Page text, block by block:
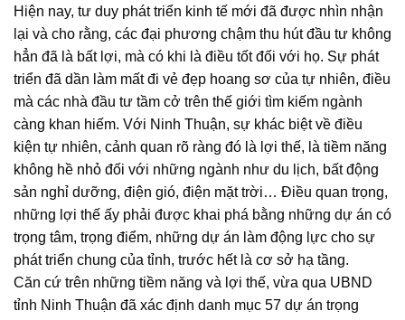
Hiện nay, tư duy phát triển kinh tế mới đã được nhìn nhận
lại và cho rằng, các đại phương chậm thu hút đầu tư không
hẳn đã là bất lợi, mà có khi là điều tốt đối với họ. Sự phát
triển đã dần làm mất đi vẻ đẹp hoang sơ của tự nhiên, điều
mà các nhà đầu tư tầm cở trên thế giới tìm kiếm ngành
càng khan hiếm. Với Ninh Thuận, sự khác biệt về điều
kiện tự nhiên, cảnh quan rõ ràng đó là lợi thế, là tiềm năng
không hề nhỏ đối với những ngành như du lịch, bất động
sản nghỉ dưỡng, điện gió, điện mặt trời… Điều quan trọng,
những lợi thế ấy phải được khai phá bằng những dự án có
trọng tâm, trọng điểm, những dự án làm động lực cho sự
phát triển chung của tỉnh, trước hết là cơ sở hạ tầng.
Căn cứ trên những tiềm năng và lợi thế, vừa qua UBND
tỉnh Ninh Thuận đã xác định danh mục 57 dự án trọng